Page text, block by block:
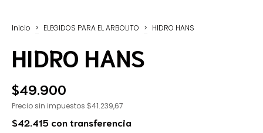
Inicio > ELEGIDOS PARA EL ARBOLITO > HIDRO HANS
HIDRO HANS
$49.900
Precio sin impuestos $41.239,67
$42.415 contransferencia